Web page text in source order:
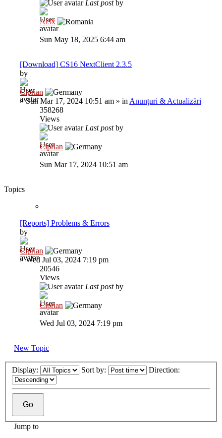
Last postby
Al3x
Sun May 18, 2025 6:44 am
[Download] CS16 NextClient 2.3.5
by
Ciprian
»Sun Mar 17, 2024 10:51 am » in Anunțuri & Actualizări
358268
Views
Last postby
Ciprian
Sun Mar 17, 2024 10:51 am
Topics
[Reports] Problems & Errors
by
Ciprian
»Wed Jul 03, 2024 7:19 pm
20546
Views
Last postby
Ciprian
Wed Jul 03, 2024 7:19 pm
New Topic
Display: Sort by: Direction:
Jump to